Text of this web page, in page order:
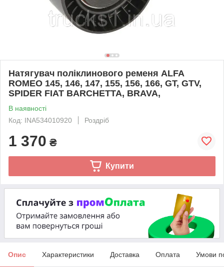
Натягувач поліклинового ременя ALFA
ROMEO 145, 146, 147, 155, 156, 166, GT, GTV,
SPIDER FIAT BARCHETTA, BRAVA,
В наявності
Код: INA534010920
Роздріб
1 370 ₴
Купити
Опис Характеристики Доставка Оплата Умови